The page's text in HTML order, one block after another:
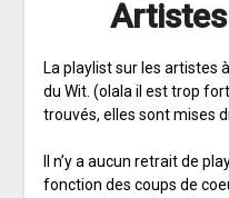
La playlist sur les artistes
du Wit. (olala il est trop
trouvés, elles sont mises
Il n’y a aucun retrait de
fonction des coups de